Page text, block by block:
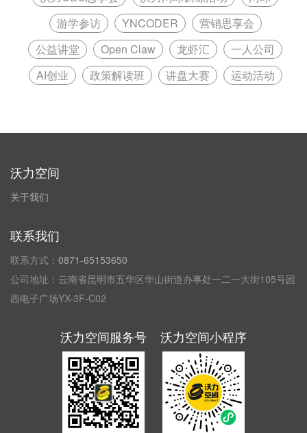
游学参访
YNCODER
营销思享会
公益讲堂
Open Claw 龙虾汇
一人公司
AI创业
政策解读班 讲盘大赛 运动活动
沃力空间
关于我们
联系我们
联系方式： 0871-65153650
公司地址：云南省昆明市五华区华山街道办事处一二一大街105号园
西电子广场YX-3F-C02
沃力空间服务号 沃力空间小程序